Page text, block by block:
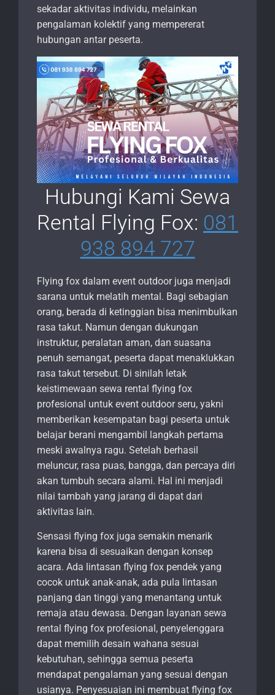
sekadar aktivitas individu, melainkan
pengalaman kolektif yang mempererat
hubungan antar peserta.
Hubungi Kami Sewa
Rental Flying Fox: 081
938 894 727
Flying fox dalam event outdoor juga menjadi
sarana untuk melatih mental. Bagi sebagian
orang, berada di ketinggian bisa menimbulkan
rasa takut. Namun dengan dukungan
instruktur, peralatan aman, dan suasana
penuh semangat, peserta dapat menaklukkan
rasa takut tersebut. Di sinilah letak
keistimewaan sewa rental flying fox
profesional untuk event outdoor seru, yakni
memberikan kesempatan bagi peserta untuk
belajar berani mengambil langkah pertama
meski awalnya ragu. Setelah berhasil
meluncur, rasa puas, bangga, dan percaya diri
akan tumbuh secara alami. Hal ini menjadi
nilai tambah yang jarang di dapat dari
aktivitas lain.
Sensasi flying fox juga semakin menarik
karena bisa di sesuaikan dengan konsep
acara. Ada lintasan flying fox pendek yang
cocok untuk anak-anak, ada pula lintasan
panjang dan tinggi yang menantang untuk
remaja atau dewasa. Dengan layanan sewa
rental flying fox profesional, penyelenggara
dapat memilih desain wahana sesuai
kebutuhan, sehingga semua peserta
mendapat pengalaman yang sesuai dengan
usianya. Penyesuaian ini membuat flying fox